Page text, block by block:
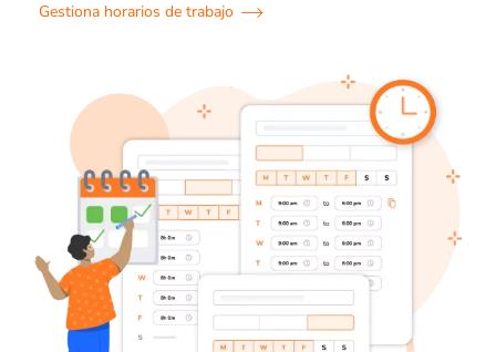
Gestiona horarios de trabajo